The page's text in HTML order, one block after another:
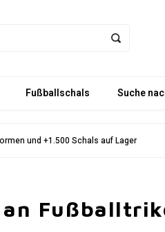
Fußballschals Suche
und +1.500 Schals auf Lager